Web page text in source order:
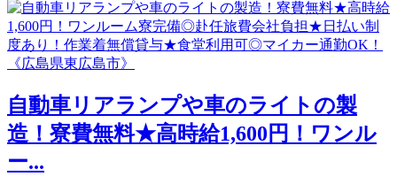
自動車リアランプや車のライトの製
造！寮費無料★高時給1,600円！ワンル
ー...